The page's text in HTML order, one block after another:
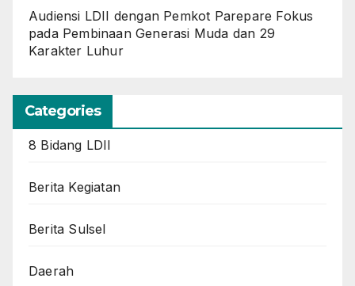
Audiensi LDII dengan Pemkot Parepare Fokus
pada Pembinaan Generasi Muda dan 29
Karakter Luhur
Categories
8 Bidang LDII
Berita Kegiatan
Berita Sulsel
Daerah